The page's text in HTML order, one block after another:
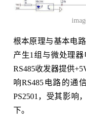
根本原理与基本电
产生1组与微处理
RS485收发器提供
响RS485电路的通
PS2501，受其影响
下。